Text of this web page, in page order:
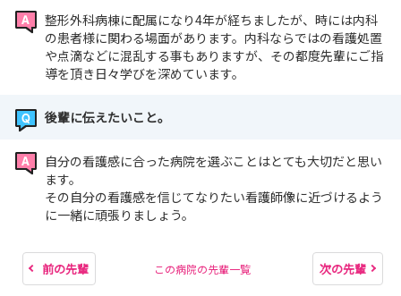
整形外科病棟に配属になり4年が経ちましたが、時には内科
の患者様に関わる場面があります。内科ならではの看護処置
や点滴などに混乱する事もありますが、その都度先輩にご指
導を頂き日々学びを深めています。
後輩に伝えたいこと。
自分の看護感に合った病院を選ぶことはとても大切だと思い
ます。
その自分の看護感を信じてなりたい看護師像に近づけるよう
に一緒に頑張りましょう。
前の先輩 この病院の先輩一覧 次の先輩